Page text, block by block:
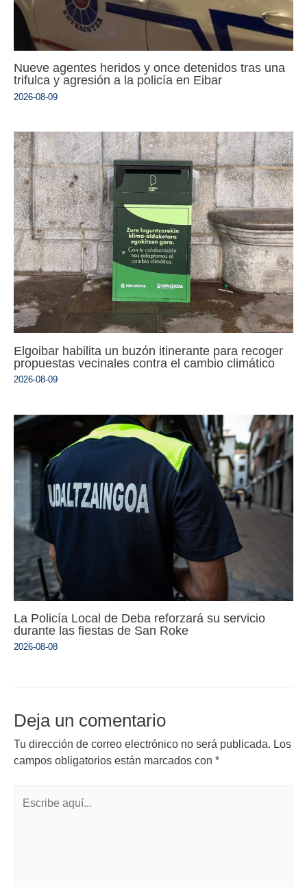
Nueve agentes heridos y once detenidos tras una
trifulca y agresión a la policía en Eibar
2026-08-09
Elgoibar habilita un buzón itinerante para recoger
propuestas vecinales contra el cambio climático
2026-08-09
La Policía Local de Deba reforzará su servicio
durante las fiestas de San Roke
2026-08-08
Deja un comentario
Tu dirección de correo electrónico no será publicada. Los
campos obligatorios están marcados con *